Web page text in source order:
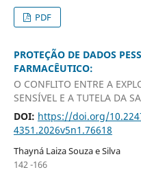
PDF
PROTEÇÃO DE DADOS
FARMACÊUTICO:
O CONFLITO ENTRE A
SENSÍVEL E A TUTELA DA
DOI: https://doi.org/
4351.2026v5n1.76618
Thayná Laiza Souza e Silva
142 -166